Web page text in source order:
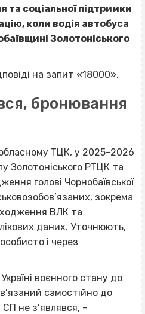
та соціальної підтримки
коли водія автобуса
Золотоніського
на запит «18000».
бронювання
ТЦК, у 2025–2026
Золотоніського РТЦК та
голові Чорнобаївської
зокрема
ВЛК та
даних. Уточнюють,
і через
воєнного стану до
самостійно до
не з’являвся, –